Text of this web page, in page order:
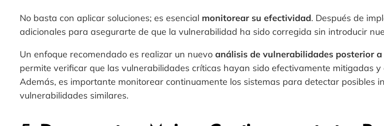
No basta con aplicar soluciones; es esencial monitorear su efectividad. Después de
adicionales para asegurarte de que la vulnerabilidad ha sido corregida sin introducir
Un enfoque recomendado es realizar un nuevo análisis de vulnerabilidades posterior
permite verificar que las vulnerabilidades críticas hayan sido efectivamente mitigadas
Además, es importante monitorear continuamente los sistemas para detectar posibles
vulnerabilidades similares.